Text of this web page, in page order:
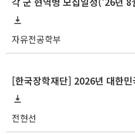
자유전공학부
[한국장학재단] 2026년 대한
전현선